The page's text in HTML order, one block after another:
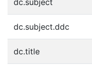
dc.subject
dc.subject.ddc
dc.title